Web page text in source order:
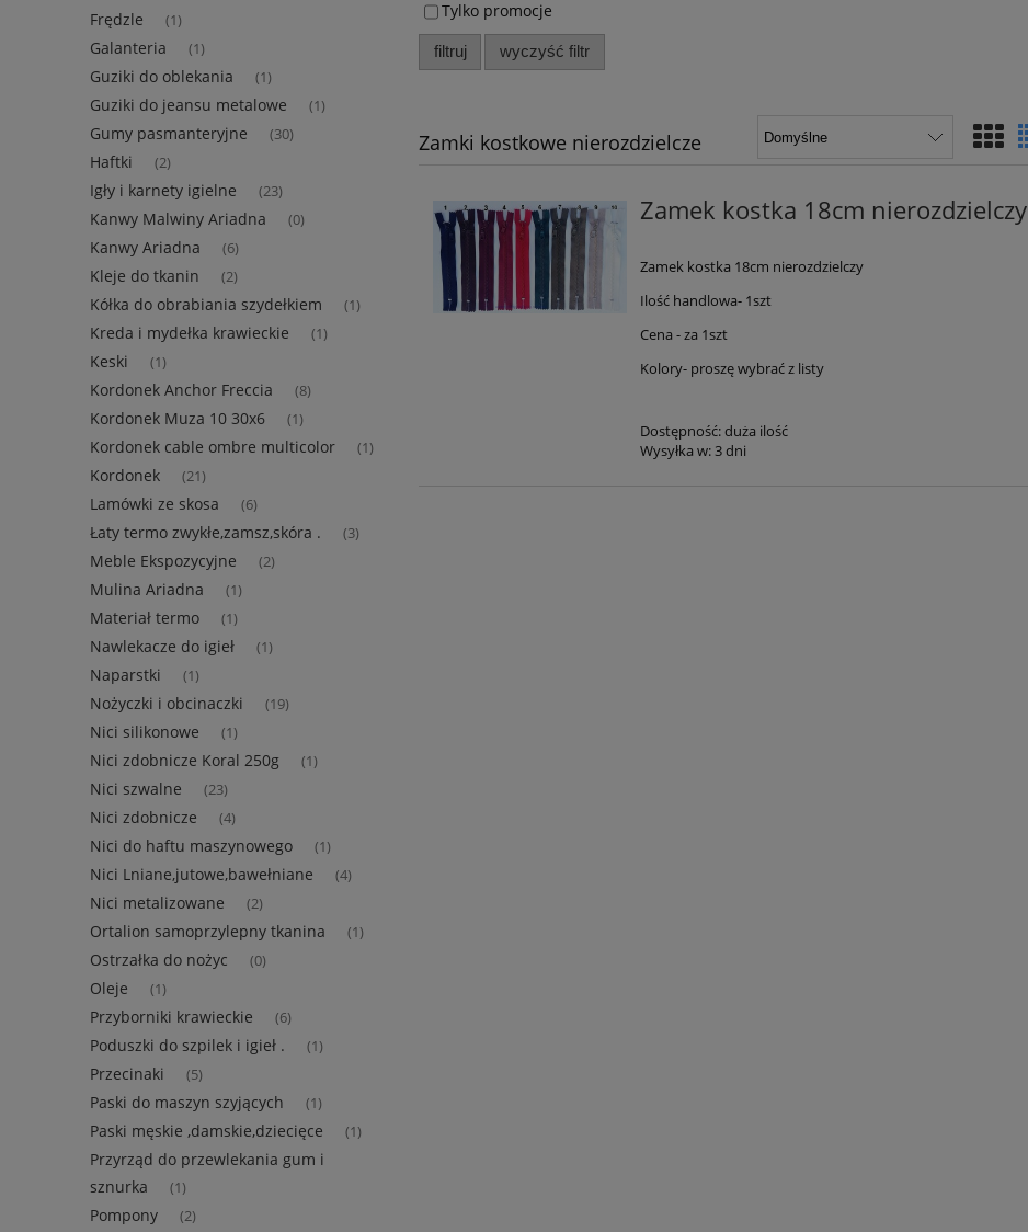
Frędzle (1)
Galanteria (1)
Guziki do oblekania (1)
Guziki do jeansu metalowe (1)
Gumy pasmanteryjne (30)
Haftki (2)
Igły i karnety igielne (23)
Kanwy Malwiny Ariadna (0)
Kanwy Ariadna (6)
Kleje do tkanin (2)
Kółka do obrabiania szydełkiem (1)
Kreda i mydełka krawieckie (1)
Keski (1)
Kordonek Anchor Freccia (8)
Kordonek Muza 10 30x6 (1)
Kordonek cable ombre multicolor (1)
Kordonek (21)
Lamówki ze skosa (6)
Łaty termo zwykłe,zamsz,skóra . (3)
Meble Ekspozycyjne (2)
Mulina Ariadna (1)
Materiał termo (1)
Nawlekacze do igieł (1)
Naparstki (1)
Nożyczki i obcinaczki (19)
Nici silikonowe (1)
Nici zdobnicze Koral 250g (1)
Nici szwalne (23)
Nici zdobnicze (4)
Nici do haftu maszynowego (1)
Nici Lniane,jutowe,bawełniane (4)
Nici metalizowane (2)
Ortalion samoprzylepny tkanina (1)
Ostrzałka do nożyc (0)
Oleje (1)
Przyborniki krawieckie (6)
Poduszki do szpilek i igieł . (1)
Przecinaki (5)
Paski do maszyn szyjących (1)
Paski męskie ,damskie,dziecięce (1)
Przyrząd do przewlekania gum i
sznurka
(1)
Pompony (2)
Tylko promocje
filtruj wyczyść filtr
Zamki kostkowe nierozdzielcze
Zamek kostka 18cm nierozdzielczy
Zamek kostka 18cm nierozdzielczy
Ilość handlowa- 1szt
Cena - za 1szt
Kolory- proszę wybrać z listy
Dostępność:duża ilość
Wysyłka w:3 dni